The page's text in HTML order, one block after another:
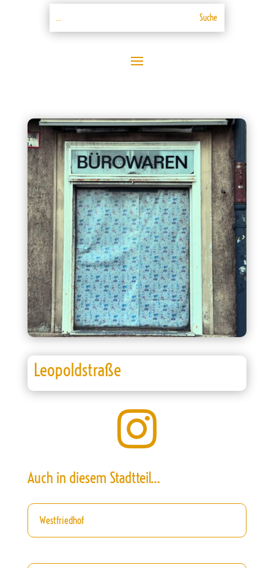
Leopoldstraße

Auch in diesem Stadtteil…
Westfriedhof